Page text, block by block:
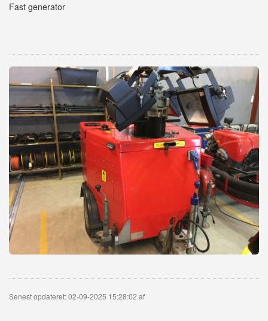
Fast generator
Senest opdateret: 02-09-2025 15:28:02 af